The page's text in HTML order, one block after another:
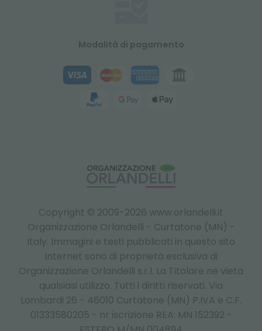
Copyright © 2009-2026 www.orlandelli.it
Organizzazione Orlandelli - Curtatone (MN) -
Italy. Immagini e testi pubblicati in questo sito
internet sono di proprietà esclusiva di
Organizzazione Orlandelli s.r.l. La Titolare ne vieta
qualsiasi utilizzo. Tutti i diritti riservati. Via
Lombardi 26 - 46010 Curtatone (MN) P.IVA e C.F.
01333580205 - nr iscrizione REA: MN 152392 -
Modalità di pagamento